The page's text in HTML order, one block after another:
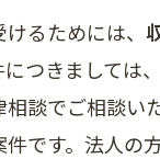
るためには、
つきましては
相談でご相談い
です。法人の